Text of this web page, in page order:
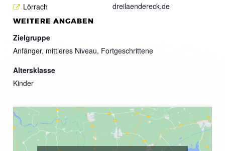
Lörrach
dreilaendereck.de
WEITERE ANGABEN
Zielgruppe
Anfänger, mittleres Niveau, Fortgeschrittene
Altersklasse
Kinder